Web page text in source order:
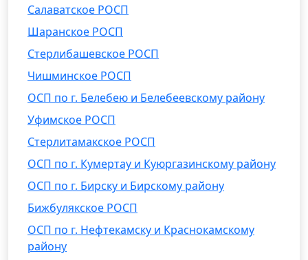
Салаватское РОСП
Шаранское РОСП
Стерлибашевское РОСП
Чишминское РОСП
ОСП по г. Белебею и Белебеевскому району
Уфимское РОСП
Стерлитамакское РОСП
ОСП по г. Кумертау и Куюргазинскому району
ОСП по г. Бирску и Бирскому району
Бижбулякское РОСП
ОСП по г. Нефтекамску и Краснокамскому
району